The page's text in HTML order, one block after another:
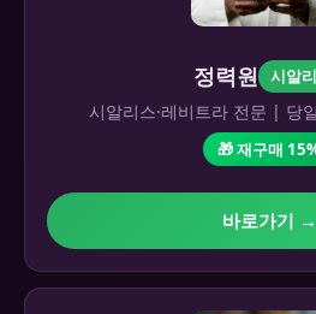
정력원 시알
시알리스·레비트라 전문 | 당
🎁 재구매
바로가기 →